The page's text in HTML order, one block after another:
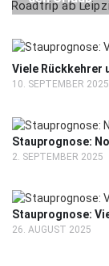
Viele Rückkehrer
10. SEPTEMBER 2025
Stauprognose:
2. SEPTEMBER 2025
Stauprognose:
26. AUGUST 2025